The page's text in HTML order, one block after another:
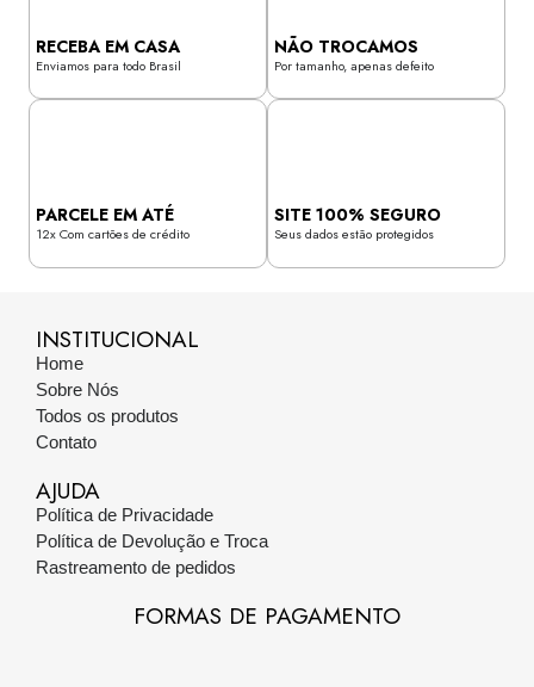
RECEBA EM CASA
Enviamos para todo Brasil
NÃO TROCAMOS
Por tamanho, apenas defeito
PARCELE EM ATÉ
12x Com cartões de crédito
SITE 100% SEGURO
Seus dados estão protegidos
INSTITUCIONAL
Home
Sobre Nós
Todos os produtos
Contato
AJUDA
Política de Privacidade
Política de Devolução e Troca
Rastreamento de pedidos
FORMAS DE PAGAMENTO